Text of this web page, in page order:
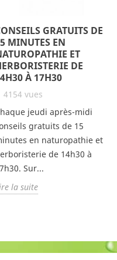
GRATUITS DE
MINUTES EN
ET
DE
À 17H30
4154 vues
jeudi après-midi
gratuits de 15
en naturopathie et
de 14h30 à
Sur...
la suite